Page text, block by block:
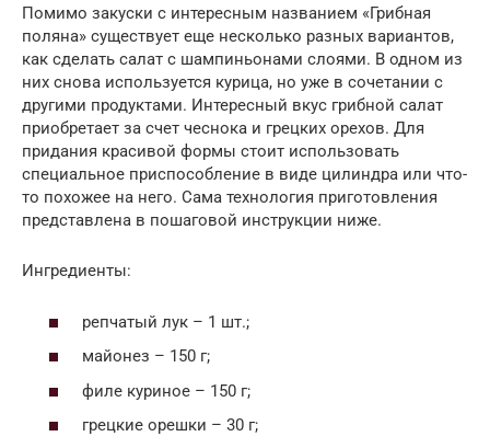
Помимо закуски с интересным названием «Грибная
поляна» существует еще несколько разных вариантов,
как сделать салат с шампиньонами слоями. В одном из
них снова используется курица, но уже в сочетании с
другими продуктами. Интересный вкус грибной салат
приобретает за счет чеснока и грецких орехов. Для
придания красивой формы стоит использовать
специальное приспособление в виде цилиндра или что-
то похожее на него. Сама технология приготовления
представлена в пошаговой инструкции ниже.
Ингредиенты:
репчатый лук – 1 шт.;
майонез – 150 г;
филе куриное – 150 г;
грецкие орешки – 30 г;